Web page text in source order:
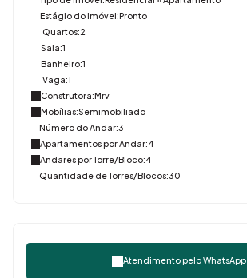
Estágio do Imóvel:Pronto
Quartos:2
Sala:1
Banheiro:1
Vaga:1
Construtora:Mrv
Mobílias:Semimobiliado
Número do Andar:3
Apartamentos por Andar:4
Andares por Torre/Bloco:4
Quantidade de Torres/Blocos:30
Atendimento peloWhatsApp